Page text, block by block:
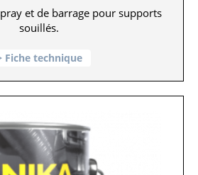
et de barrage pour supports
souillés.
Fiche technique